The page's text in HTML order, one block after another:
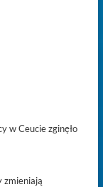
w Ceucie zginęło
zmieniają